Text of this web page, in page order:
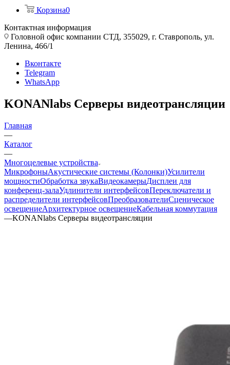
Корзина0
Контактная информация
Головной офис компании СТД, 355029, г. Ставрополь, ул.
Ленина, 466/1
Вконтакте
Telegram
WhatsApp
KONANlabs Серверы видеотрансляции
Главная
—
Каталог
—
Многоцелевые устройства
МикрофоныАкустические системы (Колонки)Усилители
мощностиОбработка звукаВидеокамерыДисплеи для
конференц-залаУдлинители интерфейсовПереключатели и
распределители интерфейсовПреобразователиСценическое
освещениеАрхитектурное освещениеКабельная коммутация
—KONANlabs Серверы видеотрансляции